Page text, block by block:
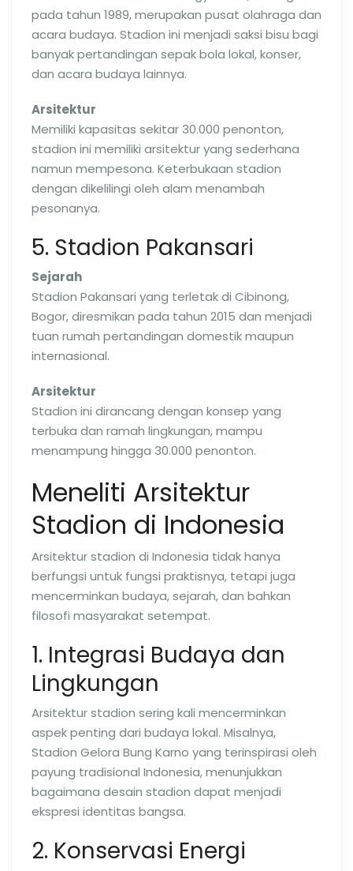
pada tahun 1989, merupakan pusat olahraga dan
acara budaya. Stadion ini menjadi saksi bisu bagi
banyak pertandingan sepak bola lokal, konser,
dan acara budaya lainnya.
Arsitektur
Memiliki kapasitas sekitar 30.000 penonton,
stadion ini memiliki arsitektur yang sederhana
namun mempesona. Keterbukaan stadion
dengan dikelilingi oleh alam menambah
pesonanya.
5. Stadion Pakansari
Sejarah
Stadion Pakansari yang terletak di Cibinong,
Bogor, diresmikan pada tahun 2015 dan menjadi
tuan rumah pertandingan domestik maupun
internasional.
Arsitektur
Stadion ini dirancang dengan konsep yang
terbuka dan ramah lingkungan, mampu
menampung hingga 30.000 penonton.
Meneliti Arsitektur
Stadion di Indonesia
Arsitektur stadion di Indonesia tidak hanya
berfungsi untuk fungsi praktisnya, tetapi juga
mencerminkan budaya, sejarah, dan bahkan
filosofi masyarakat setempat.
1. Integrasi Budaya dan
Lingkungan
Arsitektur stadion sering kali mencerminkan
aspek penting dari budaya lokal. Misalnya,
Stadion Gelora Bung Karno yang terinspirasi oleh
payung tradisional Indonesia, menunjukkan
bagaimana desain stadion dapat menjadi
ekspresi identitas bangsa.
2. Konservasi Energi